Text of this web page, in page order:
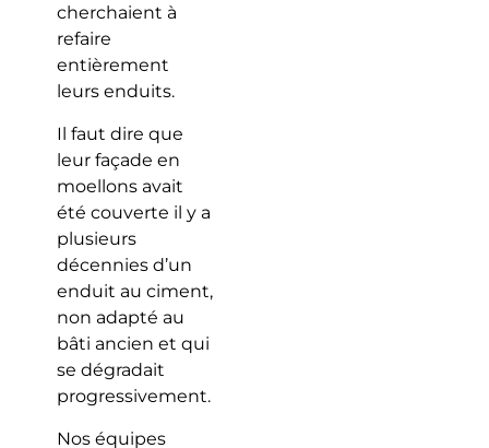
cherchaient à
refaire
entièrement
leurs enduits.
Il faut dire que
leur façade en
moellons avait
été couverte il y a
plusieurs
décennies d’un
enduit au ciment,
non adapté au
bâti ancien et qui
se dégradait
progressivement.
Nos équipes